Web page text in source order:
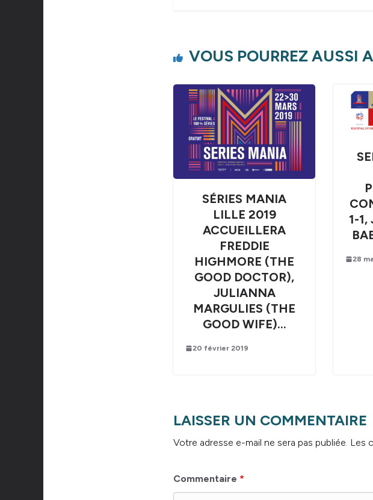
VOUS POURREZ AUSSI
SÉRIES MANIA
LILLE 2019
ACCUEILLERA
FREDDIE
HIGHMORE (THE
GOOD DOCTOR),
JULIANNA
MARGULIES (THE
GOOD WIFE)…
20 février 2019
1-1,
28
LAISSER UN COMMENTAIRE
Votre adresse e-mail ne sera pas publiée. Les
Commentaire *